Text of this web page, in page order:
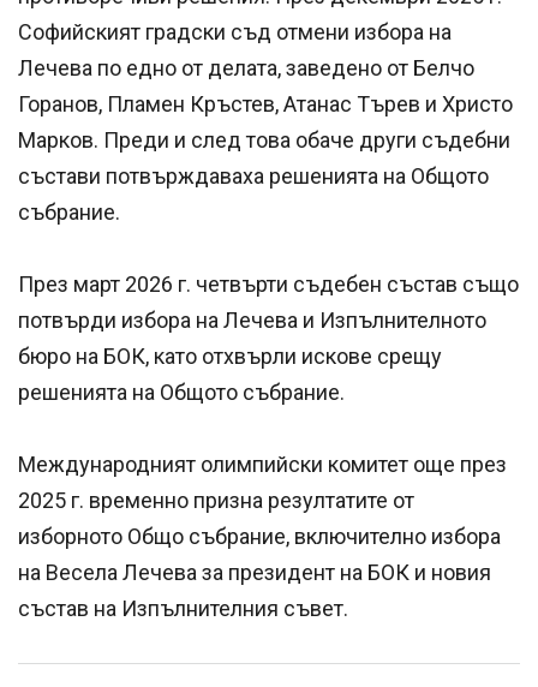
Софийският градски съд отмени избора на
Лечева по едно от делата, заведено от Белчо
Горанов, Пламен Кръстев, Атанас Търев и Христо
Марков. Преди и след това обаче други съдебни
състави потвърждаваха решенията на Общото
събрание.
През март 2026 г. четвърти съдебен състав също
потвърди избора на Лечева и Изпълнителното
бюро на БОК, като отхвърли искове срещу
решенията на Общото събрание.
Международният олимпийски комитет още през
2025 г. временно призна резултатите от
изборното Общо събрание, включително избора
на Весела Лечева за президент на БОК и новия
състав на Изпълнителния съвет.